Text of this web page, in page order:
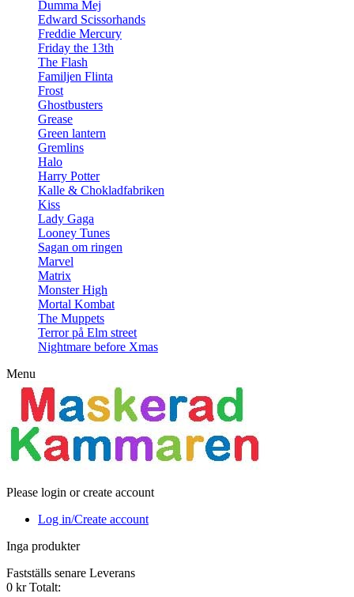
Dumma Mej
Edward Scissorhands
Freddie Mercury
Friday the 13th
The Flash
Familjen Flinta
Frost
Ghostbusters
Grease
Green lantern
Gremlins
Halo
Harry Potter
Kalle & Chokladfabriken
Kiss
Lady Gaga
Looney Tunes
Sagan om ringen
Marvel
Matrix
Monster High
Mortal Kombat
The Muppets
Terror på Elm street
Nightmare before Xmas
Menu
Please login or create account
Log in/Create account
Inga produkter
Fastställs senare Leverans
0 kr Totalt: